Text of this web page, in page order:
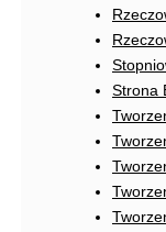
Strona